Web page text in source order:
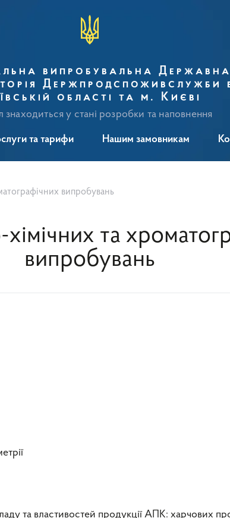
випробувальна Державна
Держпродспоживслужби
області та м. Києві
знаходиться у стані розробки та наповнення
та тарифи Нашим замовникам
випробувань
хімічних та
випробувань
та властивостей продукції АПК: харчових